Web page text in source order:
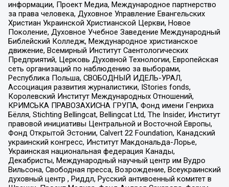
информации, Проект Медиа, Международное партнерство
за права человека, Духовное Управление Евангельских
Христиан Украинской Христианской Церкви, Новое
Поколение, Духовное Учебное Заведение Международный
Библейский Колледж, Международное христианское
движение, Всемирный Институт Саентологических
Предприятий, Церковь Духовной Технологии, Европейская
сеть организаций по наблюдению за выборами,
Республика Польша, СВОБОДНЫЙ ИДЕЛЬ-УРАЛ,
Ассоциация развития журналистики, IStories fonds,
Королевский Институт Международных Отношений,
КРИМСЬКА ПРАВОЗАХИСНА ГРУПА, Фонд имени Генриха
Бёлля, Stichting Bellingcat, Bellingcat Ltd, The Insider, Институт
правовой инициативы Центральной и Восточной Европы,
Фонд Открытой Эстонии, Calvert 22 Foundation, Канадский
украинский конгресс, Институт Макдональда-Лорье,
Украинская национальная федерация Канады,
Декабристы, Международный научный центр им Вудро
Вильсона, Свободная пресса, Возрождение, Всеукраинский
духовный центр , Риддл, Русский антивоенный комитет в